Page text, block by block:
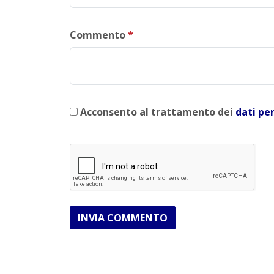
Commento*
Acconsento al trattamento dei dati
INVIA COMMENTO